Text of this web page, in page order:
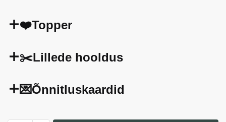
❤️Topper
✂️Lillede hooldus
💌Õnnitluskaardid